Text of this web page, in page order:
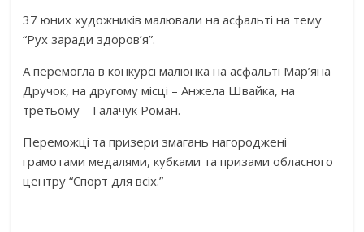
37 юних художників малювали на асфальті на тему
“Рух заради здоров’я”.
А перемогла в конкурсі малюнка на асфальті Мар’яна
Дручок, на другому місці – Анжела Швайка, на
третьому – Галачук Роман.
Переможці та призери змагань нагороджені
грамотами медалями, кубками та призами обласного
центру “Спорт для всіх.”